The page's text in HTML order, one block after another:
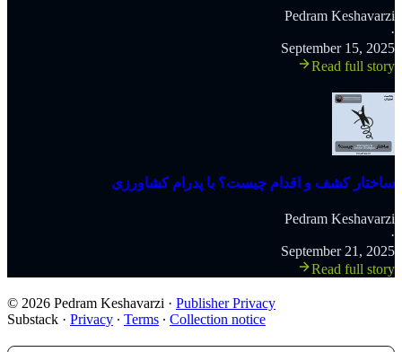
Pedram Keshavarzi
·
September 15, 2025
Read full story
ساختار کشف و اقدام چیست؟ با پدرام کشاورزی
Pedram Keshavarzi
·
September 21, 2025
Read full story
© 2026 Pedram Keshavarzi · Publisher Privacy
Substack · Privacy ∙ Terms ∙ Collection notice